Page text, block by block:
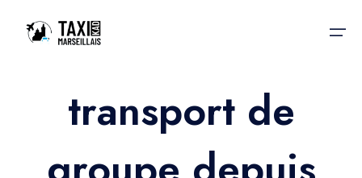
Accueiltransport de